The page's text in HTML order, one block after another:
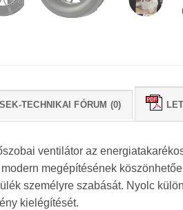
TECHNIKAI FÓRUM (0)
ventilátor az
megépítésének
személyre szabását. Nyolc
kielégítését.